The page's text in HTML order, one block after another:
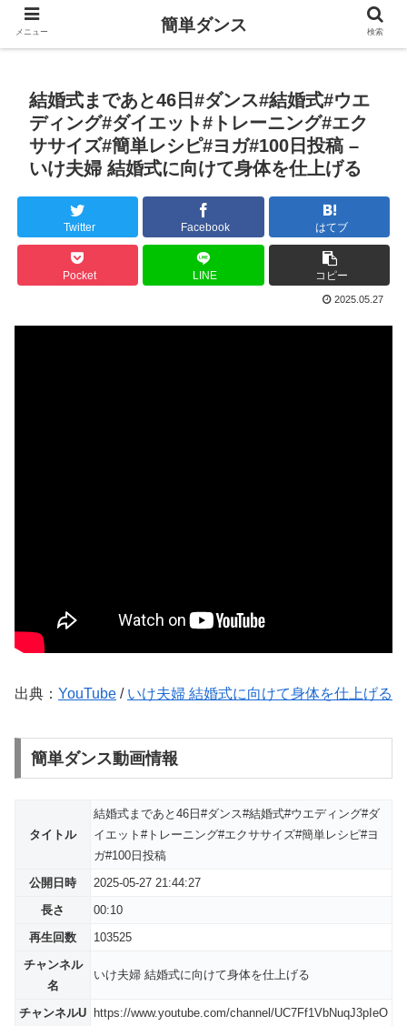
結婚式まであと46日#ダンス#結婚式#ウエ
ディング#ダイエット#トレーニング#エク
ササイズ#簡単レシピ#ヨガ#100日投稿 –
いけ夫婦 結婚式に向けて身体を仕上げる
Twitter Facebook はてブ
Pocket LINE コピー
2025.05.27
出典： YouTube / いけ夫婦 結婚式に向けて身体を仕上げる
簡単ダンス動画情報
タイトル
結婚式まであと46日#ダンス#結婚式#ウエディング#ダ
イエット#トレーニング#エクササイズ#簡単レシピ#ヨ
ガ#100日投稿
公開日時
2025-05-27 21:44:27
長さ
00:10
再生回数
103525
チャンネル
名
いけ夫婦 結婚式に向けて身体を仕上げる
チャンネルU
https://www.youtube.com/channel/UC7Ff1VbNuqJ3pIeO
メニュー 簡単ダンス 検索